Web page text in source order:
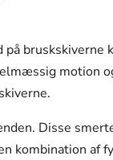
bruskskiverne
motion
Disse
kombination af